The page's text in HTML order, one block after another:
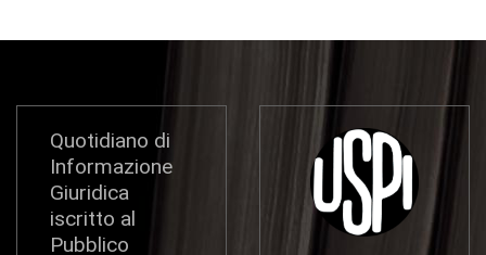
Quotidiano di
Informazione
Giuridica
iscritto al
Pubblico